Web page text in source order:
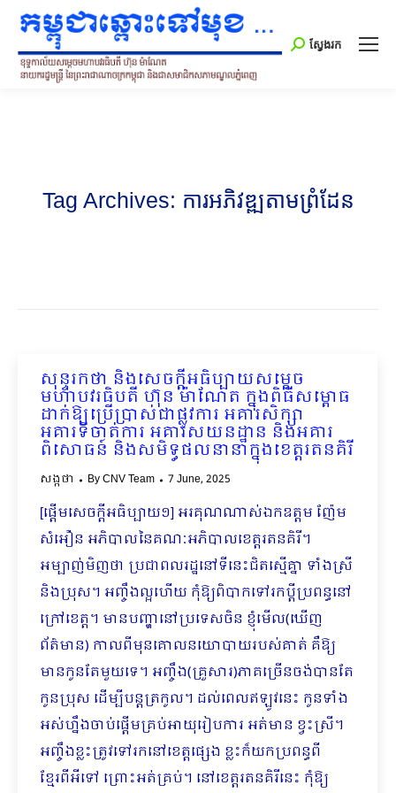
Search:
ស្វែងរក
Tag Archives: ការអភិវឌ្ឍតាមព្រំដែន
សុន្ទរកថា និងសេចក្ដីអធិប្បាយសម្ដេច
មហាបវរធិបតី ហ៊ុន ម៉ាណែត ក្នុងពិធីសម្ពោធ
ដាក់ឱ្យប្រើប្រាស់ជាផ្លូវការ អគារសិក្សា
អគារទីចាត់ការ អគារសយនដ្ឋាន និងអគារ
ពិសោធន៍ និងសមិទ្ធផលនានាក្នុងខេត្តរតនគិរី
សង្កថា ByCNV Team 7 June, 2025
[ផ្ដើមសេចក្តីអធិប្បាយ១] អរគុណណាស់ឯកឧត្តម ញ៉ែម
សំអឿន អភិបាលនៃគណៈអភិបាលខេត្តរតនគិរី។
អម្បាញ់មិញថា ប្រជាពលរដ្ឋនៅទីនេះជិតស្មើគ្នា ទាំងស្រី
និងប្រុស។ អញ្ចឹងល្អហើយ កុំឱ្យពិបាកទៅរកប្ដីប្រពន្ធនៅ
ក្រៅខេត្ត។ មានបញ្ហានៅប្រទេសចិន ខ្ញុំមើល(ឃើញ
ព័ត៌មាន) កាលពីមុនគោលនយោបាយរបស់គាត់ គឺឱ្យ
មានកូនតែមួយទេ។ អញ្ចឹង(គ្រួសារ)ភាគច្រើនចង់បានតែ
កូនប្រុស ដើម្បីបន្តត្រកូល។ ដល់ពេលឥឡូវនេះ កូនទាំង
អស់ហ្នឹងចាប់ផ្ដើមគ្រប់អាយុរៀបការ អត់មាន ខ្វះស្រី។
អញ្ចឹងខ្លះត្រូវទៅរកនៅខេត្តផ្សេង ខ្លះក៏យកប្រពន្ធពី
ខ្មែរពីអីទៅ ព្រោះអត់គ្រប់​។ នៅខេត្តរតនគិរីនេះ កុំឱ្យ